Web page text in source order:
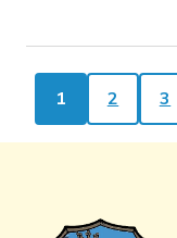
1 2 3